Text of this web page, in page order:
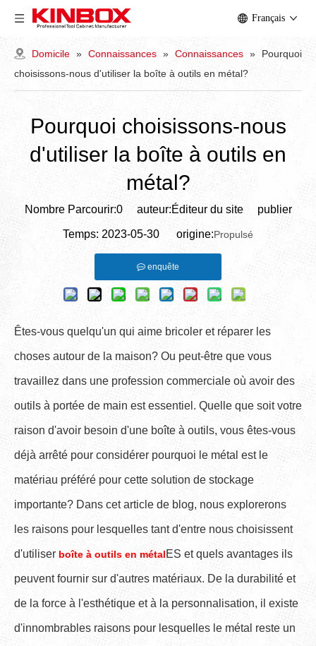
Français
Domicile » Connaissances » Connaissances »
Pourquoi
choisissons-nous d'utiliser la boîte à outils en métal?
Pourquoi choisissons-nous
d'utiliser la boîte à outils en
métal?
Nombre Parcourir:0auteur:Éditeur du site publier
Temps: 2023-05-30 origine:Propulsé
enquête
Êtes-vous quelqu'un qui aime bricoler et réparer les
choses autour de la maison? Ou peut-être que vous
travaillez dans une profession commerciale où avoir des
outils à portée de main est essentiel. Quelle que soit votre
raison d'avoir besoin d'une boîte à outils, vous êtes-vous
déjà arrêté pour considérer pourquoi le métal est le
matériau préféré pour cette solution de stockage
importante? Dans cet article de blog, nous explorerons
les raisons pour lesquelles tant d'entre nous choisissent
d'utiliser boîte à outils en métalES et quels avantages ils
peuvent fournir sur d'autres matériaux. De la durabilité et
de la force à l'esthétique et à la personnalisation, il existe
d'innombrables raisons pour lesquelles le métal reste un